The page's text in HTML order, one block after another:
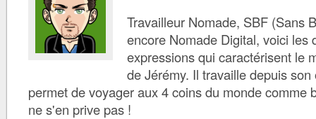
Travailleur Nomade, SBF (Sans
encore Nomade Digital, voici les
expressions qui caractérisent le
de Jérémy. Il travaille depuis
permet de voyager aux 4 coins du monde comme
ne s'en prive pas !